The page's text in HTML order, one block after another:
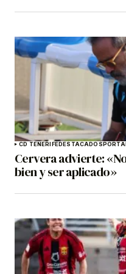
CD TENERIFEDESTACADOS
Cervera advierte:
bien y ser aplicado»